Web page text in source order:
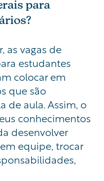
para
as vagas de
estudantes
colocar em
que são
de aula. Assim, o
conhecimentos
desenvolver
equipe, trocar